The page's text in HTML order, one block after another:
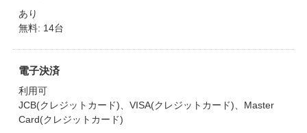
あり
無料: 14台
電子決済
利用可
JCB(クレジットカード)、VISA(クレジットカード)、Master
Card(クレジットカード)